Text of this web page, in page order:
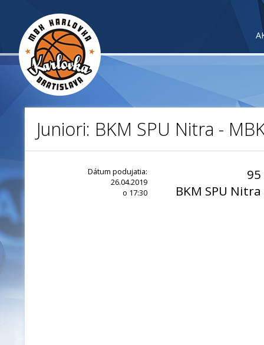
Juniori: BKM SPU Nitra -
Dátum podujatia:
26.04.2019
o 17:30
95
BKM SPU Nitra